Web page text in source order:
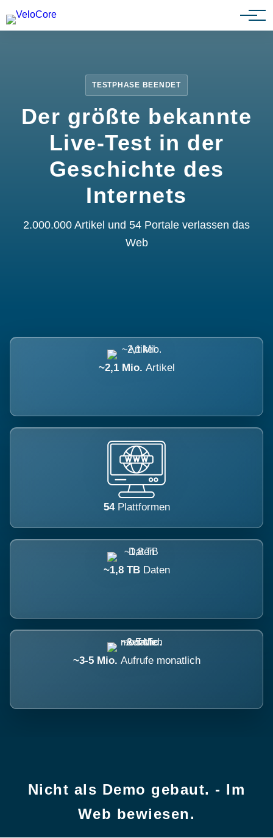
Partnerprogramm
TESTPHASE BEENDET
Der größte bekannte
Live-Test in der
Geschichte des
Internets
2.000.000 Artikel und 54 Portale verlassen das
Web
~2,1 Mio. Artikel
54 Plattformen
~1,8 TB Daten
~3-5 Mio. Aufrufe monatlich
Nicht als Demo gebaut. - Im
Web bewiesen.